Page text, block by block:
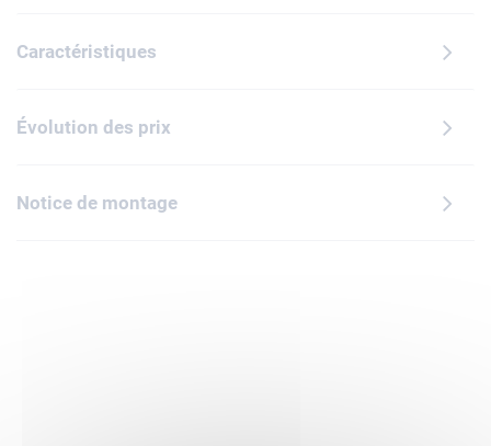
style impressionniste. Cette réinterprétation du chef-
représenter les arbres, le pont et les nénuphars peints dans
le jardin de Giverny que Monet entretenait avec
intègre un système d'accrochage au dos. Exposez-le au mur
pour ajouter une touche décorative naturelle et sereine chez
Caractéristiques
Évolution des prix
Notice de montage